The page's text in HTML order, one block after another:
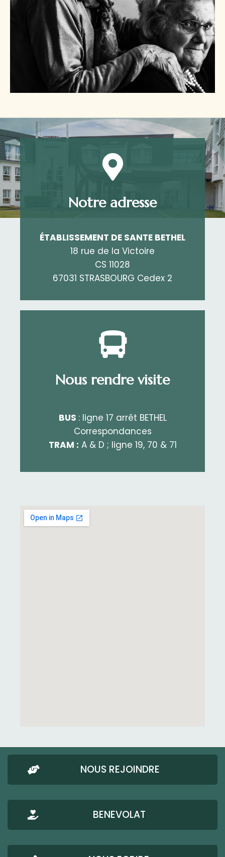
Notre adresse
ÉTABLISSEMENT DE SANTE BETHEL
18 rue de la Victoire
CS 11028
67031 STRASBOURG Cedex 2
Nous rendre visite
BUS : ligne 17 arrêt BETHEL
Correspondances
TRAM : A & D ; ligne 19, 70 & 71
NOUS REJOINDRE
BENEVOLAT